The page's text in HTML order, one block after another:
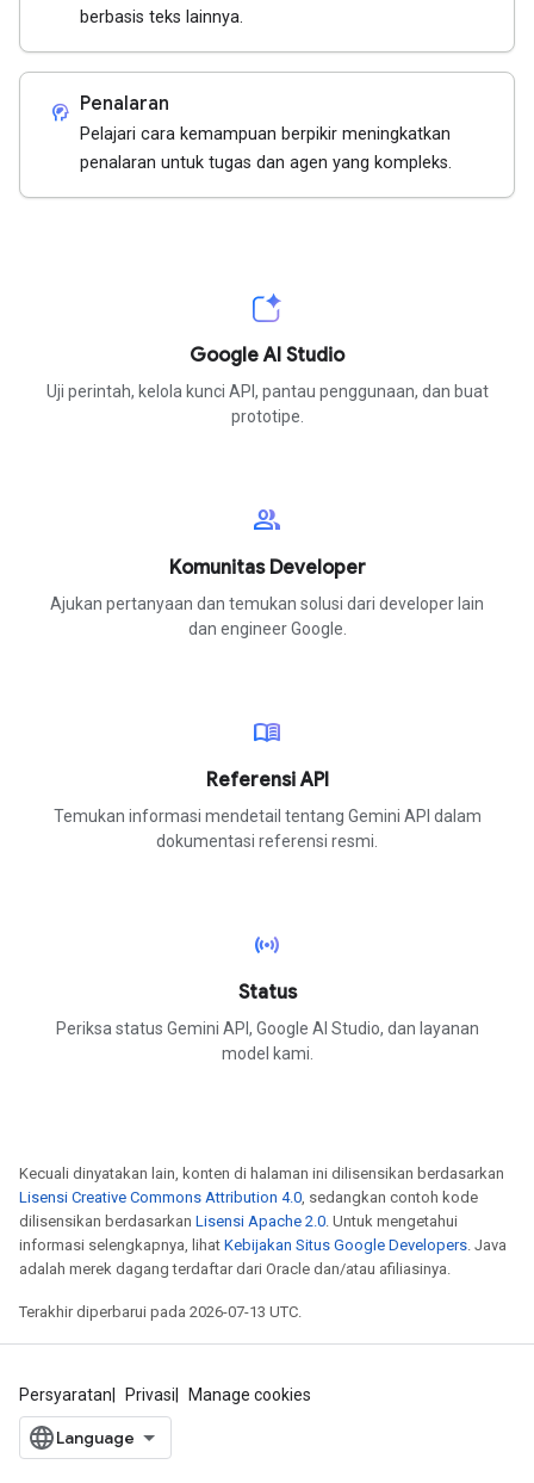
berbasis teks lainnya.
cognition_2 Penalaran
Pelajari cara kemampuan berpikir meningkatkan
penalaran untuk tugas dan agen yang kompleks.
Google AI Studio
Uji perintah, kelola kunci API, pantau penggunaan, dan buat
prototipe.
group
Komunitas Developer
Ajukan pertanyaan dan temukan solusi dari developer lain
dan engineer Google.
menu_book
Referensi API
Temukan informasi mendetail tentang Gemini API dalam
dokumentasi referensi resmi.
sensors
Status
Periksa status Gemini API, Google AI Studio, dan layanan
model kami.
Kecuali dinyatakan lain, konten di halaman ini dilisensikan berdasarkan
Lisensi Creative Commons Attribution 4.0 , sedangkan contoh kode
dilisensikan berdasarkan Lisensi Apache 2.0 . Untuk mengetahui
informasi selengkapnya, lihat Kebijakan Situs Google Developers . Java
adalah merek dagang terdaftar dari Oracle dan/atau afiliasinya.
Terakhir diperbarui pada 2026-07-13 UTC.
Persyaratan Privasi Manage cookies